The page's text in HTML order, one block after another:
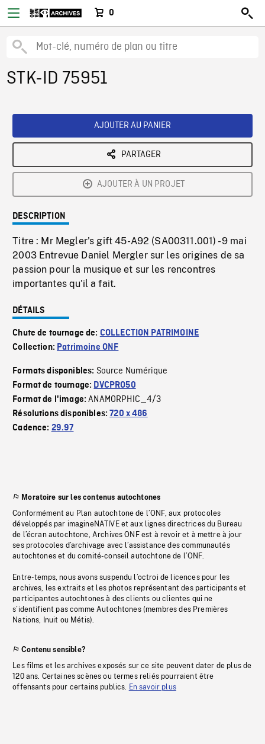
0
STK-ID 75951
AJOUTER AU PANIER
PARTAGER
AJOUTER À UN PROJET
DESCRIPTION
Titre : Mr Megler's gift 45-A92 (SA00311.001) - 9 mai
2003 Entrevue Daniel Mergler sur les origines de sa
passion pour la musique et sur les rencontres
importantes qu'il a fait.
DÉTAILS
Chute de tournage de: COLLECTION PATRIMOINE
Collection: Patrimoine ONF
Formats disponibles: Source Numérique
Format de tournage: DVCPRO50
Format de l'image:ANAMORPHIC_4/3
Résolutions disponibles:720 x 486
Cadence: 29.97
Moratoire sur les contenus autochtones
Conformément au Plan autochtone de l’ONF, aux protocoles
développés par imagineNATIVE et aux lignes directrices du Bureau
de l’écran autochtone, Archives ONF est à revoir et à mettre à jour
ses protocoles d’archivage avec l’assistance des communautés
autochtones et du comité-conseil autochtone de l’ONF.
Entre-temps, nous avons suspendu l’octroi de licences pour les
archives, les extraits et les photos représentant des participants et
participantes autochtones à des clients ou clientes qui ne
s’identifient pas comme Autochtones (membres des Premières
Nations, Inuit ou Métis).
Contenu sensible?
Les films et les archives exposés sur ce site peuvent dater de plus de
120 ans. Certaines scènes ou termes reliés pourraient être
offensants pour certains publics. En savoir plus